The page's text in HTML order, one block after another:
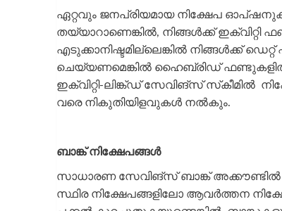
ഏറ്റവും ജനപ്രിയമായ നിക്ഷേപ
തയ്യാറാണെങ്കില്‍, നിങ്ങള്‍ക്ക്
എടുക്കാനിഷ്ടമില്ലെങ്കിൽ നിങ്ങള്‍ക്ക്
ചെയ്യണമെങ്കില്‍ ഹൈബ്രിഡ് ഫണ്ടുകളില്‍
ഇക്വിറ്റി-ലിങ്ക്ഡ് സേവിങ്സ് സ്‌കീമില്‍
വരെ നികുതിയിളവുകള്‍ നല്‍കും.
ബാങ്ക് നിക്ഷേപങ്ങള്‍
സാധാരണ സേവിങ്സ് ബാങ്ക് അക്കൗണ്ടില്‍
സ്ഥിര നിക്ഷേപങ്ങളിലോ ആവര്‍ത്തന